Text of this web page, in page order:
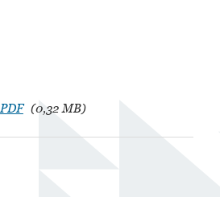
PDF (0,32 MB)